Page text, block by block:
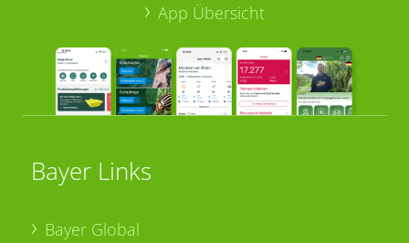
App Übersicht
Bayer Links
Bayer Global